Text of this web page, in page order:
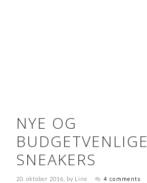
NYE OG
BUDGETVENLIGE
SNEAKERS
20. oktober 2016 , by Line 4 comments